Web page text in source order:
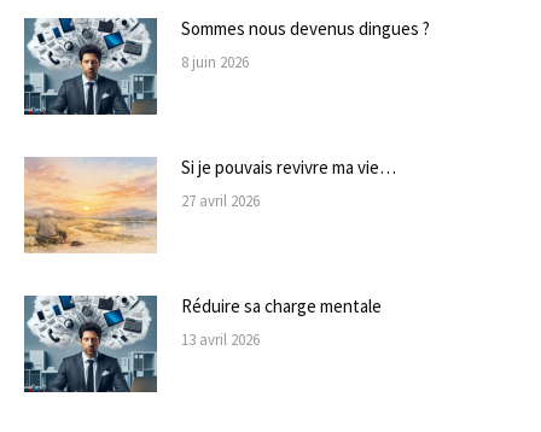
Sommes nous devenus dingues ?
8 juin 2026
Si je pouvais revivre ma vie…
27 avril 2026
Réduire sa charge mentale
13 avril 2026